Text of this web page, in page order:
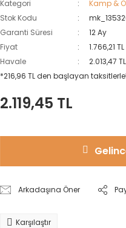
Kategori
Kamp &
Stok Kodu
Garanti Süresi
12 Ay
Fiyat
1.766,21
Havale
2.013,47
*216,96 TL den başlayan taksitlerle!
2.119,45 TL
Arkadaşına Öner
Karşılaştır